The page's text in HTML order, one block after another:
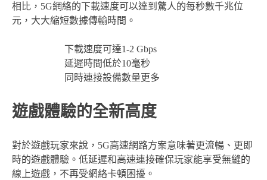
相比，5G網絡的下載速度可以達到驚人的每秒數千兆位
元，大大縮短數據傳輸時間。
下載速度可達1-2 Gbps
延遲時間低於10毫秒
同時連接設備數量更多
遊戲體驗的全新高度
對於遊戲玩家來說，5G高速網路方案意味著更流暢、更即
時的遊戲體驗。低延遲和高速連接確保玩家能享受無縫的
線上遊戲，不再受網絡卡頓困擾。